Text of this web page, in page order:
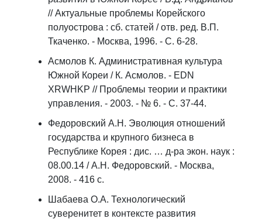
// Актуальные проблемы Корейского
полуострова : сб. статей / отв. ред. В.П.
Ткаченко. - Москва, 1996. - С. 6-28.
Асмолов К. Административная культура
Южной Кореи / К. Асмолов. - EDN
XRWHKP // Проблемы теории и практики
управления. - 2003. - № 6. - С. 37-44.
Федоровский А.Н. Эволюция отношений
государства и крупного бизнеса в
Республике Корея : дис. … д-ра экон. наук :
08.00.14 / А.Н. Федоровский. - Москва,
2008. - 416 с.
Шабаева О.А. Технологический
суверенитет в контексте развития